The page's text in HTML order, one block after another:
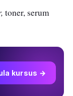
toner, serum
kursus →